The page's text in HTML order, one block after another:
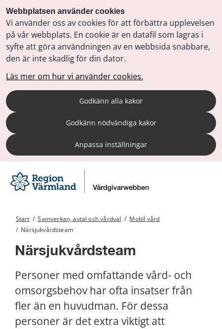
Webbplatsen använder cookies
Vi använder oss av cookies för att förbättra upplevelsen
på vår webbplats. En cookie är en datafil som lagras i
syfte att göra användningen av en webbsida snabbare,
den är inte skadlig för din dator.
Läs mer om hur vi använder cookies.
Godkänn alla kakor
Godkänn nödvändiga kakor
Anpassa inställningar
Start / Samverkan, avtal och vårdval / Mobil vård
/ Närsjukvårdsteam
Närsjukvårdsteam
Personer med omfattande vård- och
omsorgsbehov har ofta insatser från
fler än en huvudman. För dessa
personer är det extra viktigt att